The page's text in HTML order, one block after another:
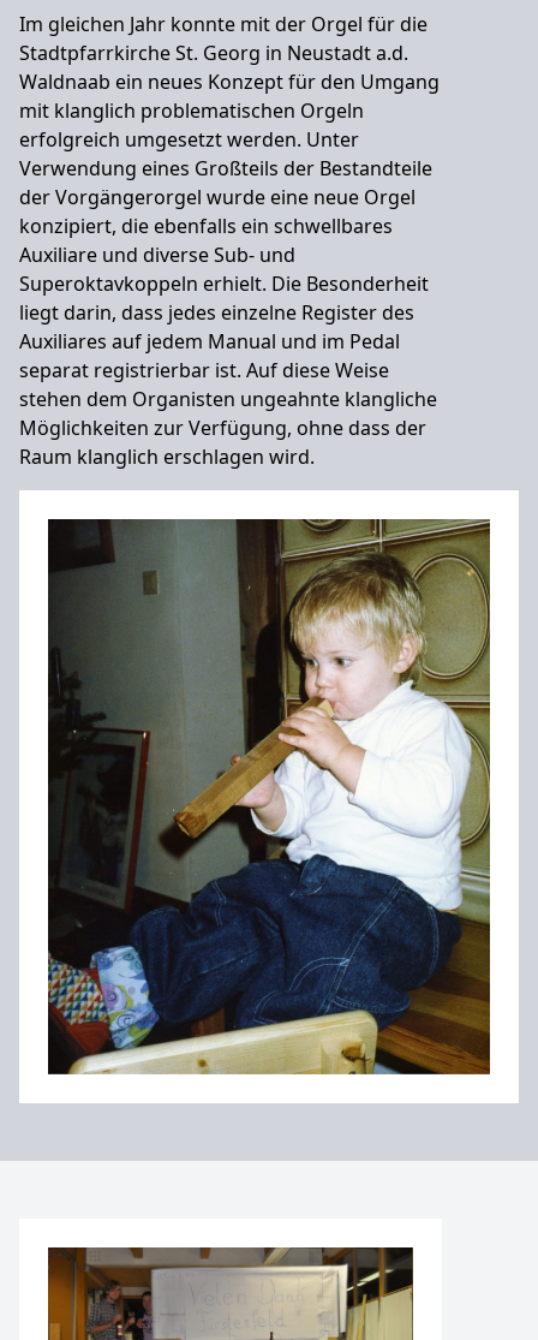
Im gleichen Jahr konnte mit der Orgel für die
Stadtpfarrkirche St. Georg in Neustadt a.d.
Waldnaab ein neues Konzept für den Umgang
mit klanglich problematischen Orgeln
erfolgreich umgesetzt werden. Unter
Verwendung eines Großteils der Bestandteile
der Vorgängerorgel wurde eine neue Orgel
konzipiert, die ebenfalls ein schwellbares
Auxiliare und diverse Sub- und
Superoktavkoppeln erhielt. Die Besonderheit
liegt darin, dass jedes einzelne Register des
Auxiliares auf jedem Manual und im Pedal
separat registrierbar ist. Auf diese Weise
stehen dem Organisten ungeahnte klangliche
Möglichkeiten zur Verfügung, ohne dass der
Raum klanglich erschlagen wird.